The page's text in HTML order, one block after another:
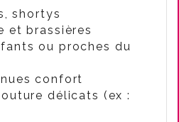
shortys
et brassières
ou proches du
confort
délicats (ex :